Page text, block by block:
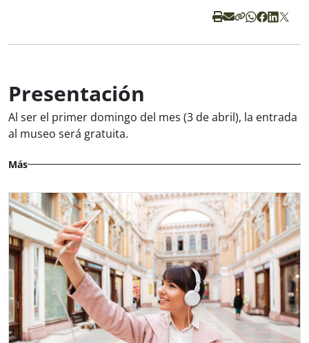
Presentación
Al ser el primer domingo del mes (3 de abril), la entrada
al museo será gratuita.
Más